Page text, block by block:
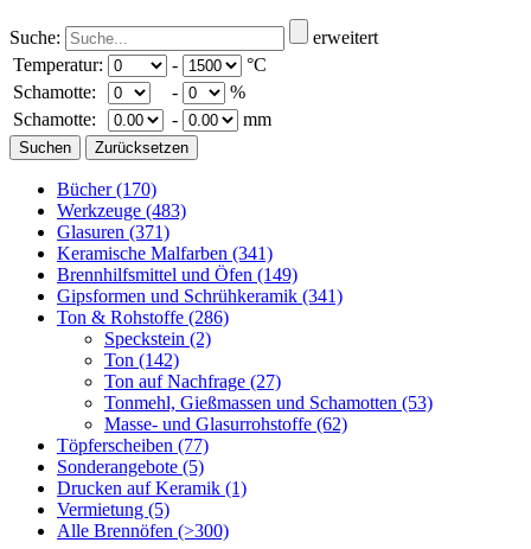
Suche:
erweitert
Temperatur:
-
°C
Schamotte:
-
%
Schamotte:
- mm
Bücher(170)
Werkzeuge (483)
Glasuren (371)
Keramische Malfarben (341)
Brennhilfsmittel und Öfen (149)
Gipsformen und Schrühkeramik (341)
Ton & Rohstoffe (286)
Speckstein (2)
Ton (142)
Ton auf Nachfrage (27)
Tonmehl, Gießmassen und Schamotten (53)
Masse- und Glasurrohstoffe (62)
Töpferscheiben (77)
Sonderangebote (5)
Drucken auf Keramik (1)
Vermietung (5)
Alle Brennöfen (>300)